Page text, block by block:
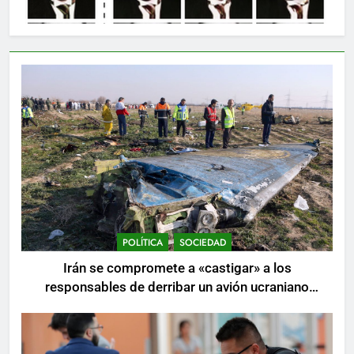
POLÍTICA SOCIEDAD
Irán se compromete a «castigar» a los
responsables de derribar un avión ucraniano